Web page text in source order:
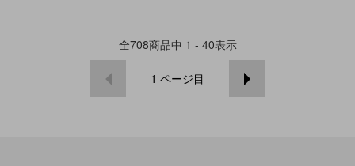
全708商品中 1 - 40表示
1 ページ目